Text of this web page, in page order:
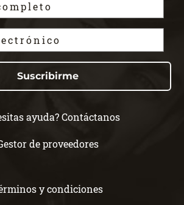
Suscribirme
ayuda? Contáctanos
de proveedores
y condiciones